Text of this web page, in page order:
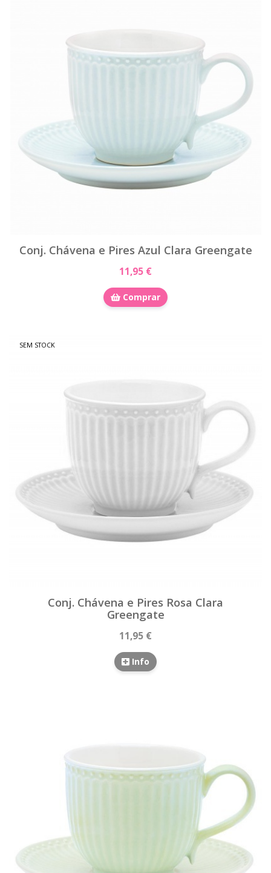
Conj. Chávena e Pires Azul Clara Greengate
11,95 €
Comprar
SEM STOCK
Conj. Chávena e Pires Rosa Clara
Greengate
11,95 €
Info